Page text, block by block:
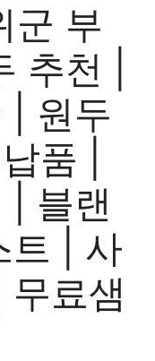
군 부
추천 |
| 원두
품 |
| 블랜
트 | 사
료샘